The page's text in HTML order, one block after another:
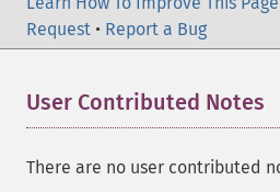
Request • Report a Bug
User Contributed Notes
There are no user contributed